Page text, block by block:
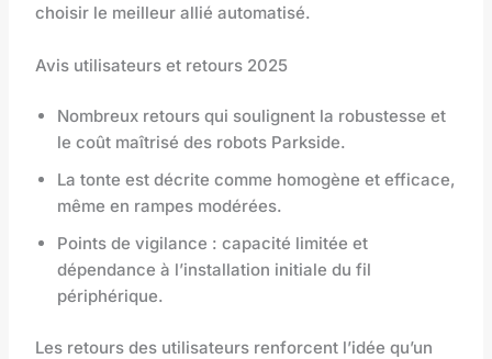
choisir le meilleur allié automatisé.
Avis utilisateurs et retours 2025
Nombreux retours qui soulignent la robustesse et
le coût maîtrisé des robots Parkside.
La tonte est décrite comme homogène et efficace,
même en rampes modérées.
Points de vigilance : capacité limitée et
dépendance à l’installation initiale du fil
périphérique.
Les retours des utilisateurs renforcent l’idée qu’un